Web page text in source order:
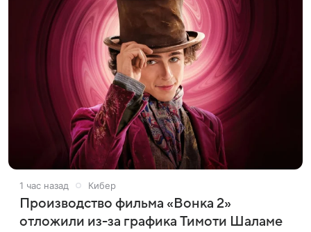
1 час назад Кибер
Производство фильма «Вонка 2»
отложили из-за графика Тимоти Шаламе